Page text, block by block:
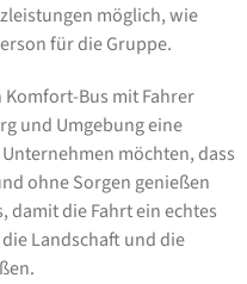
möglich, wie
für die Gruppe.
Komfort-Bus mit Fahrer
und Umgebung eine
möchten, dass
ohne Sorgen genießen
damit die Fahrt ein echtes
Landschaft und die